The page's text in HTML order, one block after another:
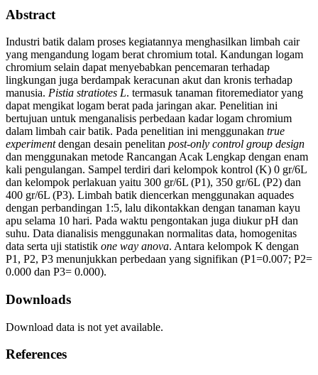
Abstract
Industri batik dalam proses kegiatannya menghasilkan limbah cair
yang mengandung logam berat chromium total. Kandungan logam
chromium selain dapat menyebabkan pencemaran terhadap
lingkungan juga berdampak keracunan akut dan kronis terhadap
manusia. Pistia stratiotes L. termasuk tanaman fitoremediator yang
dapat mengikat logam berat pada jaringan akar. Penelitian ini
bertujuan untuk menganalisis perbedaan kadar logam chromium
dalam limbah cair batik. Pada penelitian ini menggunakan true
experimentdengan desain penelitan post-only control group design
dan menggunakan metode Rancangan Acak Lengkap dengan enam
kali pengulangan. Sampel terdiri dari kelompok kontrol (K) 0 gr/6L
dan kelompok perlakuan yaitu 300 gr/6L (P1), 350 gr/6L (P2) dan
400 gr/6L (P3). Limbah batik diencerkan menggunakan aquades
dengan perbandingan 1:5, lalu dikontakkan dengan tanaman kayu
apu selama 10 hari. Pada waktu pengontakan juga diukur pH dan
suhu. Data dianalisis menggunakan normalitas data, homogenitas
data serta uji statistik one way anova. Antara kelompok K dengan
P1, P2, P3 menunjukkan perbedaan yang signifikan (P1=0.007; P2=
0.000 dan P3= 0.000).
Downloads
Download data is not yet available.
References